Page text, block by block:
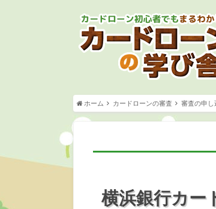
ホーム カードローンの審査 審査の申し
横浜銀行カー